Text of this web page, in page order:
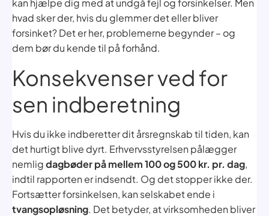
hvad sker der, hvis du glemmer det eller bliver
forsinket? Det er her, problemerne begynder – og
dem bør du kende til på forhånd.
Konsekvenser ved for
sen indberetning
Hvis du ikke indberetter dit årsregnskab til tiden, kan
det hurtigt blive dyrt. Erhvervsstyrelsen pålægger
nemligdagbøder på mellem 100 og 500 kr. pr. dag,
indtil rapporten er indsendt. Og det stopper ikke der.
Fortsætter forsinkelsen, kan selskabet ende i
tvangsopløsning. Det betyder, at virksomheden bliver